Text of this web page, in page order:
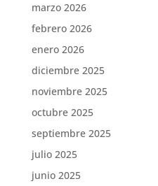
marzo 2026
febrero 2026
enero 2026
diciembre 2025
noviembre 2025
octubre 2025
septiembre 2025
julio 2025
junio 2025